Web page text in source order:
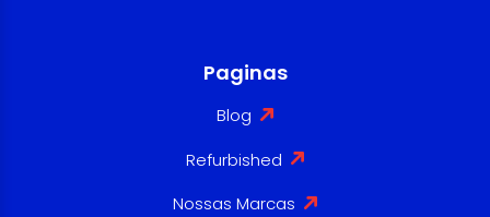
Paginas
Blog
Refurbished
Nossas Marcas